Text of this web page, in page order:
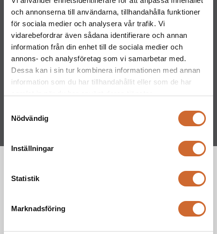
och annonserna till användarna, tillhandahålla funktioner
för sociala medier och analysera vår trafik. Vi
vidarebefordrar även sådana identifierare och annan
information från din enhet till de sociala medier och
annons- och analysföretag som vi samarbetar med.
Dessa kan i sin tur kombinera informationen med annan
information som du har tillhandahållit eller som de har
Nödvändig
Inställningar
Statistik
Marknadsföring
Filmer
Attribute name
170 kg